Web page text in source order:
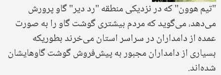
"تیم هوون" که در نزدیکی منطقه "رد دیر" گاو پرورش
می‌دهد، می‌گوید که مردم بیشتری گوشت گاو را به صورت
عمده از دامداران در سراسر استان می‌خرند بطوریکه
بسیاری از دامداران مجبور به پیش‌فروش گوشت گاوهایشان
شده‌اند.